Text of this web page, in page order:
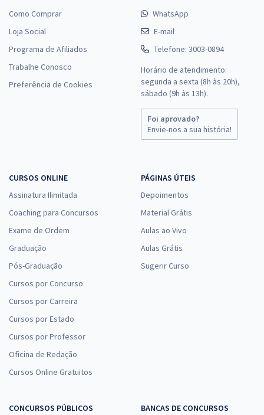
Como Comprar
Loja Social
Programa de Afiliados
Trabalhe Conosco
Preferência de Cookies
WhatsApp
E-mail
Telefone: 3003-0894
Horário de atendimento:
segunda a sexta (8h às 20h),
sábado (9h às 13h).
Foi aprovado?
Envie-nos a sua história!
CURSOS ONLINE
Assinatura Ilimitada
Coaching para Concursos
Exame de Ordem
Graduação
Pós-Graduação
Cursos por Concurso
Cursos por Carreira
Cursos por Estado
Cursos por Professor
Oficina de Redação
Cursos Online Gratuitos
PÁGINAS ÚTEIS
Depoimentos
Material Grátis
Aulas ao Vivo
Aulas Grátis
Sugerir Curso
CONCURSOS PÚBLICOS
BANCAS DE CONCURSOS